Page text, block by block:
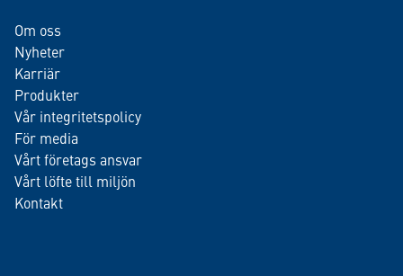
Om oss
Nyheter
Karriär
Produkter
Vår integritetspolicy
För media
Vårt företags ansvar
Vårt löfte till miljön
Kontakt